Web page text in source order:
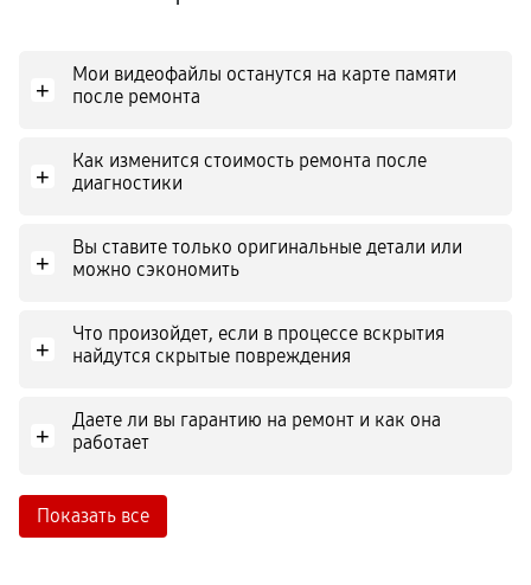
+
Мои видеофайлы останутся на карте памяти
после ремонта
+
Как изменится стоимость ремонта после
диагностики
+
Вы ставите только оригинальные детали или
можно сэкономить
+
Что произойдет, если в процессе вскрытия
найдутся скрытые повреждения
+
Даете ли вы гарантию на ремонт и как она
работает
Показать все